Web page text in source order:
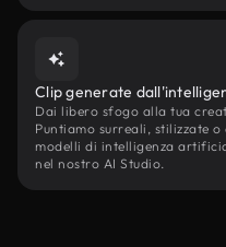
Clip generate
Dai libero sfogo alla tua
Puntiamo surreali, stilizzate
modelli di intelligenza
nel nostro AI Studio.